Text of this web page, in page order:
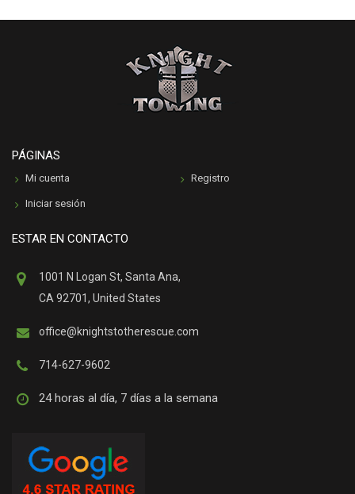
PÁGINAS
Mi cuenta Registro
Iniciar sesión
ESTAR EN CONTACTO
1001 N Logan St, Santa Ana,
CA 92701, United States
office@knightstotherescue.com
714-627-9602
24 horas al día, 7 días a la semana